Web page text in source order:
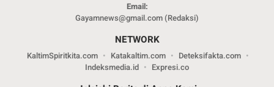
Email:
Gayamnews@gmail.com (Redaksi)
NETWORK
KaltimSpiritkita.com Katakaltim.com
Deteksifakta.com
Indeksmedia.id
Expresi.co